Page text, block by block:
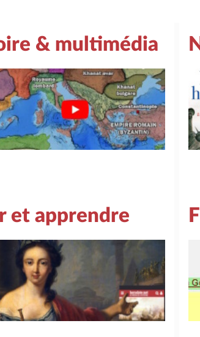
& multimédia
et apprendre